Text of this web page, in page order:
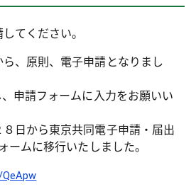
てください。
、原則、電子申請となりまし
申請フォームに入力をお願いい
日から東京共同電子申請・届出
ームに移行いたしました。